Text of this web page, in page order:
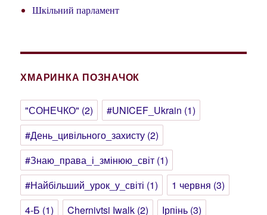
Шкільний парламент
ХМАРИНКА ПОЗНАЧОК
"СОНЕЧКО" (2) #UNICEF_Ukrain (1)
#День_цивільного_захисту (2)
#Знаю_права_і_змінюю_світ (1)
#Найбільший_урок_у_світі (1) 1 червня (3)
4-Б (1) Chernivtsi Iwalk (2) Ірпінь (3)